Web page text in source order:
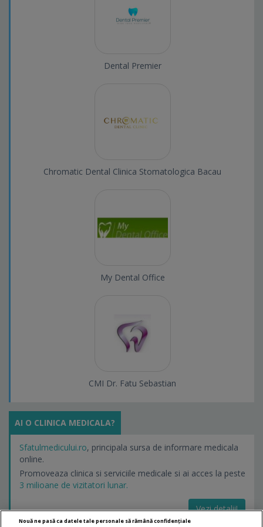
Dental Premier
Chromatic Dental Clinica Stomatologica Bacau
My Dental Office
CMI Dr. Fatu Sebastian
AI O CLINICA MEDICALA?
Sfatulmedicului.ro, principala sursa de informare medicala
online.
Promoveaza clinica si serviciile medicale si ai acces la peste
3 milioane de vizitatori lunar.
Vezi detalii!
Nouă ne pasă ca datele tale personale să rămână confidențiale